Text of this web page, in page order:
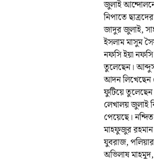
জুলাই
নিপাতে
জাদুর জুলাই,
ইসলাম মাসুম
নফসি ইয়া
তুলেছেন।
আদন লিখেছেন
ফুটিয়ে
লেখালয় জুলাই
পেয়েছে।
মাহফুজুর
যুবরাজ,
অভিলাষ